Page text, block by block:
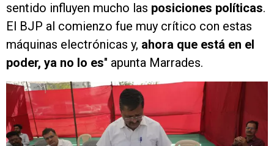
sentido influyen mucho las posiciones políticas.
El BJP al comienzo fue muy crítico con estas
máquinas electrónicas y, ahora que está en el
poder, ya no lo es" apunta Marrades.